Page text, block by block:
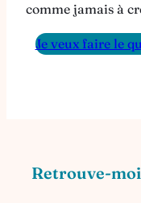
comme jamais à
Je veux faire le
Retrouve-